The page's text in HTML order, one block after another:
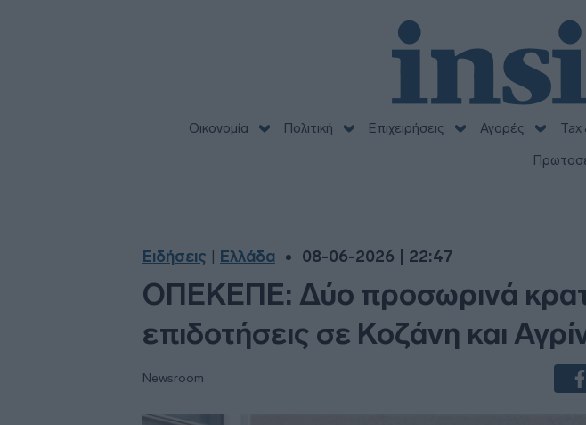
Οικονομία Πολιτική Επιχειρήσεις Αγορές Tax
Ειδήσεις Ελλάδα 08-06-2026 | 22:47
ΟΠΕΚΕΠΕ: Δύο προσωρινά
επιδοτήσεις σε Κοζάνη και
Newsroom